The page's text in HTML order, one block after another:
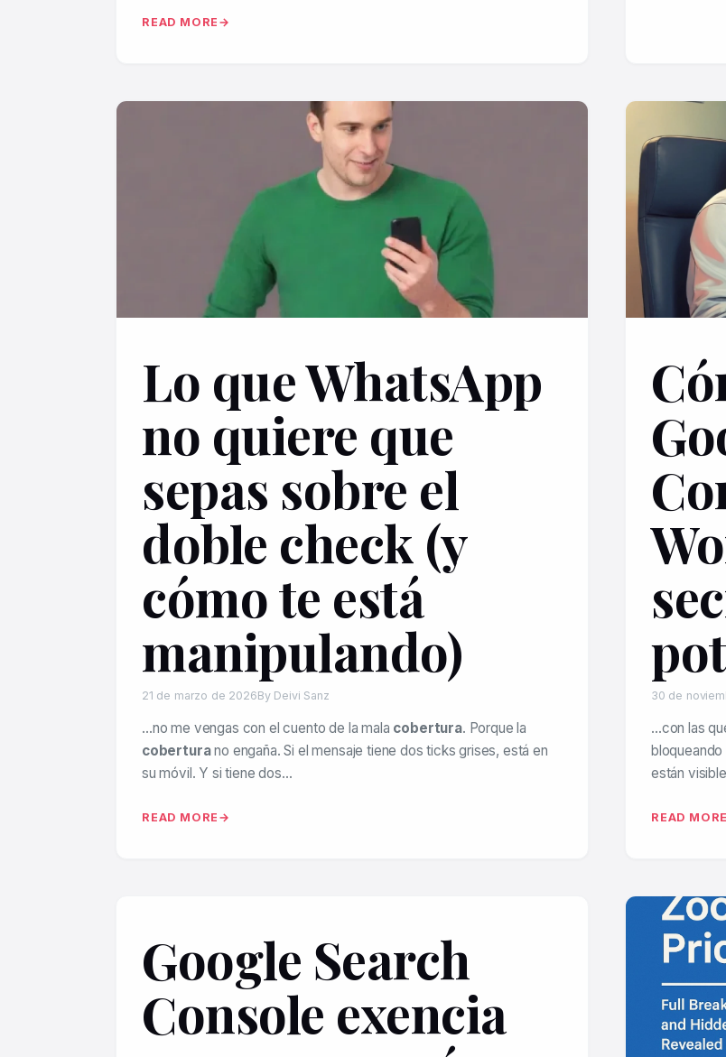
READ MORE
Lo que WhatsApp
no quiere que
sepas sobre el
doble check (y
cómo te está
manipulando)
21 de marzo de 2026By Deivi Sanz
…no me vengas con el cuento de la mala cobertura. Porque la
coberturano engaña. Si el mensaje tiene dos ticks grises, está en
su móvil. Y si tiene dos…
READ MORE
30 de
…con las
bloqueando
están
READ MORE
Google Search
Console exencia